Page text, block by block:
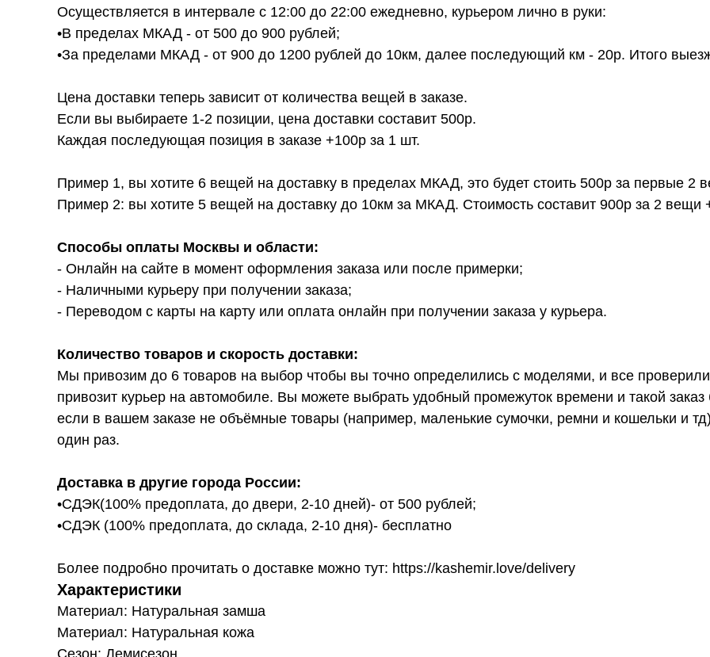
Осуществляется в интервале с 12:00 до 22:00 ежедневно, курьером лично в руки:
•В пределах МКАД - от 500 до 900 рублей;
•За пределами МКАД - от 900 до 1200 рублей до 10км, далее последующий км - 20р. Итого
Цена доставки теперь зависит от количества вещей в заказе.
Если вы выбираете 1-2 позиции, цена доставки составит 500р.
Каждая последующая позиция в заказе +100р за 1 шт.
Пример 1, вы хотите 6 вещей на доставку в пределах МКАД, это будет стоить 500р за первые
Пример 2: вы хотите 5 вещей на доставку до 10км за МКАД. Стоимость составит 900р за 2
Способы оплаты Москвы и области:
- Онлайн на сайте в момент оформления заказа или после примерки;
- Наличными курьеру при получении заказа;
- Переводом с карты на карту или оплата онлайн при получении заказа у курьера.
Количество товаров и скорость доставки:
Мы привозим до 6 товаров на выбор чтобы вы точно определились с моделями, и все
привозит курьер на автомобиле. Вы можете выбрать удобный промежуток времени и такой
если в вашем заказе не объёмные товары (например, маленькие сумочки, ремни и кошельки и
один раз.
Доставка в другие города России:
•СДЭК(100% предоплата, до двери, 2-10 дней)- от 500 рублей;
•СДЭК (100% предоплата, до склада, 2-10 дня)- бесплатно
Более подробно прочитать о доставке можно тут: https://kashemir.love/delivery
Характеристики
Материал: Натуральная замша
Материал: Натуральная кожа
Сезон: Демисезон